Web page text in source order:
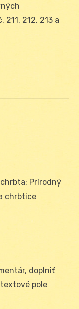
212, 213 a
Prírodný
chrbtice
doplniť
pole